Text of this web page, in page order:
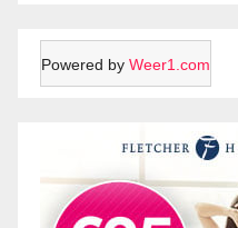
Powered by Weer1.com